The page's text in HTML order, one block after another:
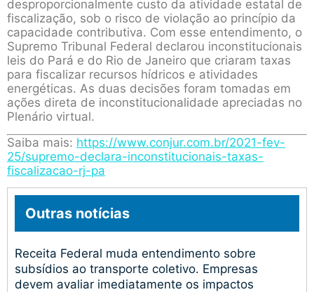
desproporcionalmente custo da atividade estatal de
fiscalização, sob o risco de violação ao princípio da
capacidade contributiva. Com esse entendimento, o
Supremo Tribunal Federal declarou inconstitucionais
leis do Pará e do Rio de Janeiro que criaram taxas
para fiscalizar recursos hídricos e atividades
energéticas. As duas decisões foram tomadas em
ações direta de inconstitucionalidade apreciadas no
Plenário virtual.
Saiba mais: https://www.conjur.com.br/2021-fev-
25/supremo-declara-inconstitucionais-taxas-
fiscalizacao-rj-pa
Outras notícias
Receita Federal muda entendimento sobre
subsídios ao transporte coletivo. Empresas
devem avaliar imediatamente os impactos